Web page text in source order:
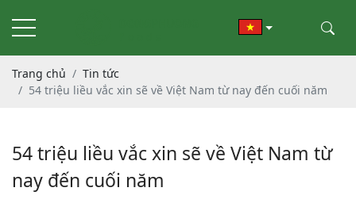
Trang chủ
Tin tức
54 triệu liều vắc xin sẽ về Việt Nam từ nay đến cuối năm
54 triệu liều vắc xin sẽ về Việt Nam từ
nay đến cuối năm